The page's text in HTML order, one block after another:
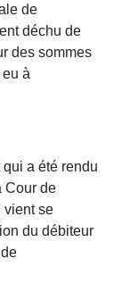
de
déchu de
des sommes
à
qui a été rendu
Cour de
vient se
du débiteur